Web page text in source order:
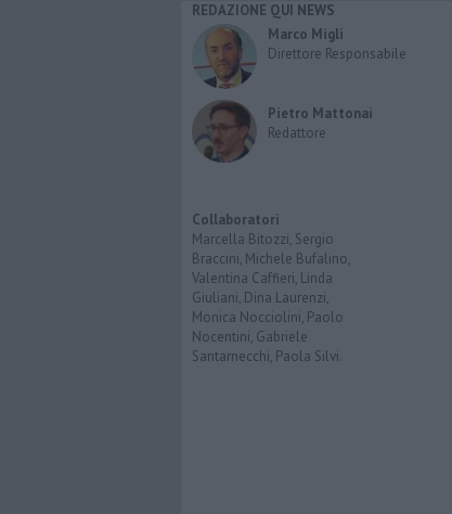
REDAZIONE QUI NEWS
Marco Migli
Direttore Responsabile
Pietro Mattonai
Redattore
Collaboratori
Marcella Bitozzi, Sergio
Braccini, Michele Bufalino,
Valentina Caffieri, Linda
Giuliani, Dina Laurenzi,
Monica Nocciolini, Paolo
Nocentini, Gabriele
Santarnecchi, Paola Silvi.